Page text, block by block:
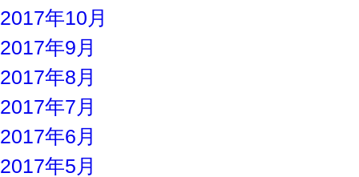
2017年10月
2017年9月
2017年8月
2017年7月
2017年6月
2017年5月